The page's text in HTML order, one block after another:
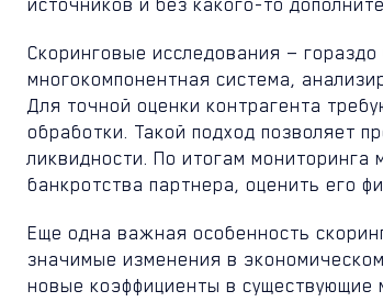
Скоринговые исследования —
многокомпонентная система,
Для точной оценки контрагента
обработки. Такой подход позволяет
ликвидности. По итогам
банкротства партнера, оценить его
Еще одна важная особенность
значимые изменения в
новые коэффициенты в существующие